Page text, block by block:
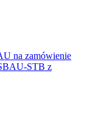
na zamówienie
STB z